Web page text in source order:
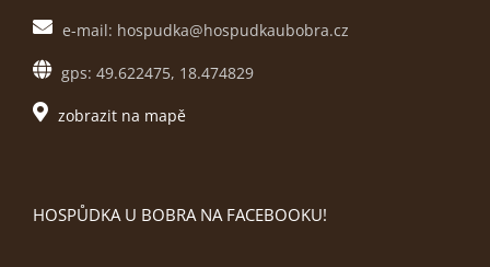
e-mail: hospudka@hospudkaubobra.cz
gps: 49.622475, 18.474829
zobrazit na mapě
HOSPŮDKA U BOBRA NA FACEBOOKU!